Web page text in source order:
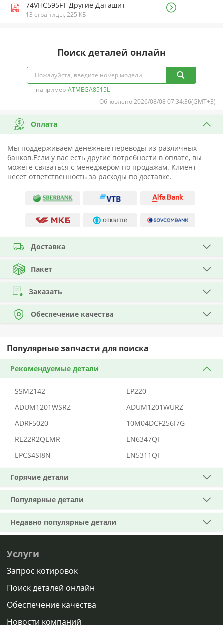
74VHC595FT Другие Даташит
13 страницы, 225 КБ
Поиск деталей онлайн
например ATMEGA8515L
Обновлено 2026/08/08 07:34:36(GMT+3)
Оплата
Мы поддерживаем денежные переводы из различных
банков.Если у вас есть другие потребности в оплате, вы
можете связаться с менеджером по продажам. Клиент
несет ответственность за расходы по доставке.
Доставка
Пакет
Заказать
Обеспечение качества
Популярные запчасти для поиска
Рекомендуемые детали
SSM2142
EP220
ADUM1201WSRZ
ADUM1201WURZ
ADRF5020
10M04DCF256I7G
RE22R2QEMR
EN6347QI
EPCS4SI8N
EN5311QI
Горячие детали
Популярные детали
Недавно популярные детали
Услуги
Запрос котировок
Поиск деталей онлайн
Обеспечение качества
Новости компаний